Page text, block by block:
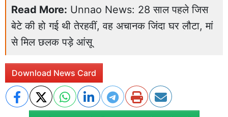
Read More: Unnao News: 28 साल पहले जिस
बेटे की हो गई थी तेरहवीं, वह अचानक जिंदा घर लौटा, मां
से मिल छलक पड़े आंसू
Download News Card